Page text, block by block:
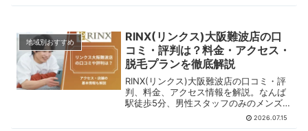
地域別おすすめ
RINX(リンクス)大阪難波店の口
コミ・評判は？料金・アクセス・
脱毛プランを徹底解説
RINX(リンクス)大阪難波店の口コミ・評
判、料金、アクセス情報を解説。なんば
駅徒歩5分、男性スタッフのみのメンズ
脱毛サロンです。ヒゲ・全身・VIO脱毛
の料金やキャンペーン、口コミから分か
2026.07.15